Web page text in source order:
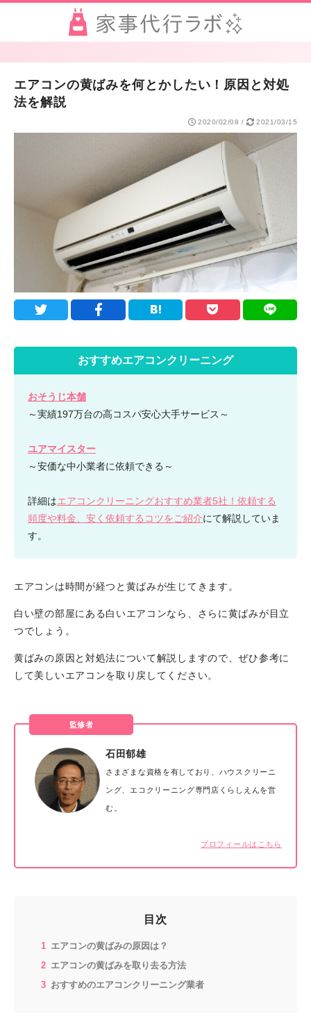
エアコンの黄ばみを何とかしたい！原因と対処
法を解説
2020/02/08 / 2021/03/15
おすすめエアコンクリーニング
おそうじ本舗
～実績197万台の高コスパ安心大手サービス～
ユアマイスター
～安価な中小業者に依頼できる～
詳細はエアコンクリーニングおすすめ業者5社！依頼する
頻度や料金、安く依頼するコツをご紹介にて解説していま
す。
エアコンは時間が経つと黄ばみが生じてきます。
白い壁の部屋にある白いエアコンなら、さらに黄ばみが目立
つでしょう。
黄ばみの原因と対処法について解説しますので、ぜひ参考に
して美しいエアコンを取り戻してください。
監修者
石田郁雄
さまざまな資格を有しており、ハウスクリーニ
ング、エコクリーニング専門店くらしえんを営
む。
プロフィールはこちら
目次
エアコンの黄ばみの原因は？
エアコンの黄ばみを取り去る方法
おすすめのエアコンクリーニング業者